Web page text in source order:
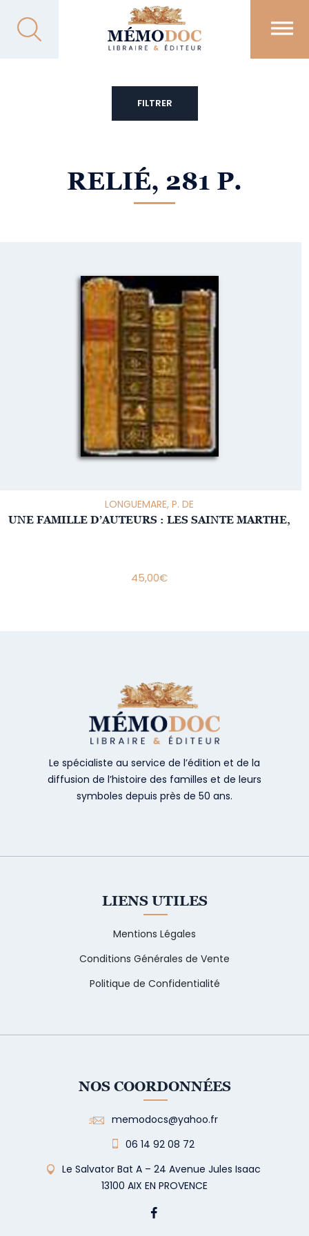
RELIÉ, 281 P.
LONGUEMARE, P. DE
UNE FAMILLE D’AUTEURS : LES SAINTE MARTHE,
45,00€
FILTRER
Le spécialiste au service de l’édition et de la
diffusion de l’histoire des familles et de leurs
symboles depuis près de 50 ans.
LIENS UTILES
Mentions Légales
Conditions Générales de Vente
Politique de Confidentialité
NOS COORDONNÉES
memodocs@yahoo.fr
06 14 92 08 72
Le Salvator Bat A – 24 Avenue Jules Isaac
13100 AIX EN PROVENCE